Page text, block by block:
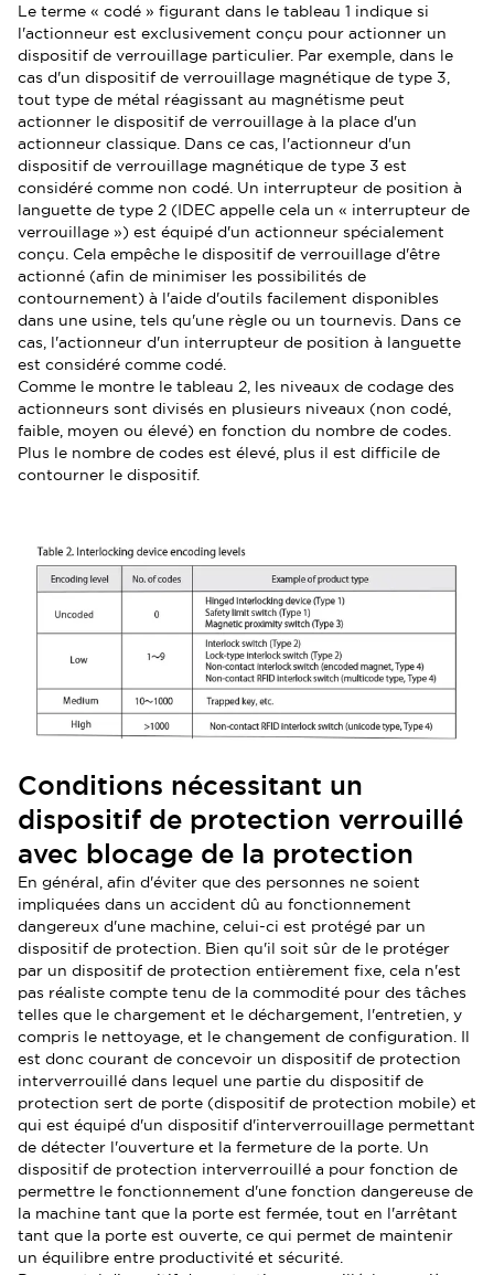
Le terme « codé » figurant dans le tableau 1 indique si
l'actionneur est exclusivement conçu pour actionner un
dispositif de verrouillage particulier. Par exemple, dans le
cas d'un dispositif de verrouillage magnétique de type 3,
tout type de métal réagissant au magnétisme peut
actionner le dispositif de verrouillage à la place d'un
actionneur classique. Dans ce cas, l'actionneur d'un
dispositif de verrouillage magnétique de type 3 est
considéré comme non codé. Un interrupteur de position à
languette de type 2 (IDEC appelle cela un « interrupteur de
verrouillage ») est équipé d'un actionneur spécialement
conçu. Cela empêche le dispositif de verrouillage d'être
actionné (afin de minimiser les possibilités de
contournement) à l'aide d'outils facilement disponibles
dans une usine, tels qu'une règle ou un tournevis. Dans ce
cas, l'actionneur d'un interrupteur de position à languette
est considéré comme codé.
Comme le montre le tableau 2, les niveaux de codage des
actionneurs sont divisés en plusieurs niveaux (non codé,
faible, moyen ou élevé) en fonction du nombre de codes.
Plus le nombre de codes est élevé, plus il est difficile de
contourner le dispositif.
Conditions nécessitant un
dispositif de protection verrouillé
avec blocage de la protection
En général, afin d'éviter que des personnes ne soient
impliquées dans un accident dû au fonctionnement
dangereux d'une machine, celui-ci est protégé par un
dispositif de protection. Bien qu'il soit sûr de le protéger
par un dispositif de protection entièrement fixe, cela n'est
pas réaliste compte tenu de la commodité pour des tâches
telles que le chargement et le déchargement, l'entretien, y
compris le nettoyage, et le changement de configuration. Il
est donc courant de concevoir un dispositif de protection
interverrouillé dans lequel une partie du dispositif de
protection sert de porte (dispositif de protection mobile) et
qui est équipé d'un dispositif d'interverrouillage permettant
de détecter l'ouverture et la fermeture de la porte. Un
dispositif de protection interverrouillé a pour fonction de
permettre le fonctionnement d'une fonction dangereuse de
la machine tant que la porte est fermée, tout en l'arrêtant
tant que la porte est ouverte, ce qui permet de maintenir
un équilibre entre productivité et sécurité.